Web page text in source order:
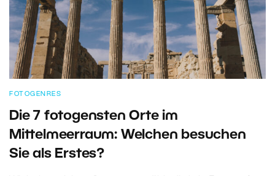
FOTOGENRES
Die 7 fotogensten Orte im
Mittelmeerraum: Welchen besuchen
Sie als Erstes?